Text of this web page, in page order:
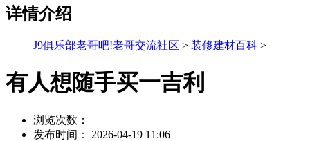
详情介绍
J9俱乐部老哥吧!老哥交流社区 > 装修建材百科 >
有人想随手买一吉利
浏览次数：
发布时间： 2026-04-19 11:06